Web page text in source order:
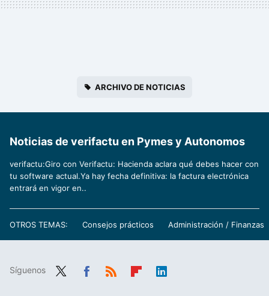
ARCHIVO DE NOTICIAS
Noticias de verifactu en Pymes y Autonomos
verifactu:Giro con Verifactu: Hacienda aclara qué debes hacer con
tu software actual.Ya hay fecha definitiva: la factura electrónica
entrará en vigor en..
OTROS TEMAS: Consejos prácticos Administración / Finanzas
Síguenos